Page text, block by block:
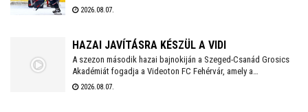
edzéseken részt vesz a FEHA19 hat fiatalja is, akik közül a
2026.08.07.
HAZAI JAVÍTÁSRA KÉSZÜL A VIDI
A szezon második hazai bajnokiján a Szeged-Csanád Grosics
Akadémiát fogadja a Videoton FC Fehérvár, amely a
Kazincbarcika elleni vereséget követően szeretne ismét
2026.08.07.